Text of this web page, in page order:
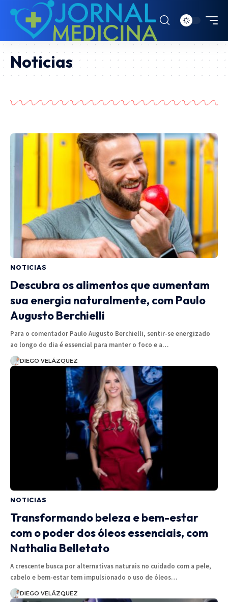
Noticias
NOTICIAS
Descubra os alimentos que aumentam
sua energia naturalmente, com Paulo
Augusto Berchielli
Para o comentador Paulo Augusto Berchielli, sentir-se energizado
ao longo do dia é essencial para manter o foco e a…
DIEGO VELÁZQUEZ
NOTICIAS
Transformando beleza e bem-estar
com o poder dos óleos essenciais, com
Nathalia Belletato
A crescente busca por alternativas naturais no cuidado com a pele,
cabelo e bem-estar tem impulsionado o uso de óleos…
DIEGO VELÁZQUEZ